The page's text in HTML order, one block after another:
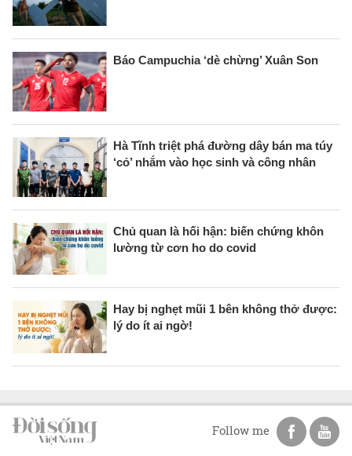
Báo Campuchia ‘dè chừng’ Xuân Son
Hà Tĩnh triệt phá đường dây bán ma túy
‘cỏ’ nhắm vào học sinh và công nhân
Chủ quan là hối hận: biến chứng khôn
lường từ cơn ho do covid
Hay bị nghẹt mũi 1 bên không thở được:
lý do ít ai ngờ!
Follow me